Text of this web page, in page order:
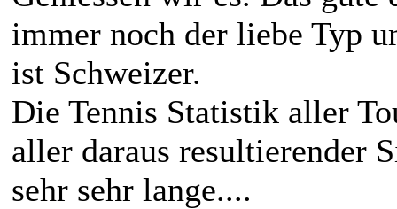
immer noch der liebe Typ
ist Schweizer.
Die Tennis Statistik aller
aller daraus resultierender
sehr sehr lange....